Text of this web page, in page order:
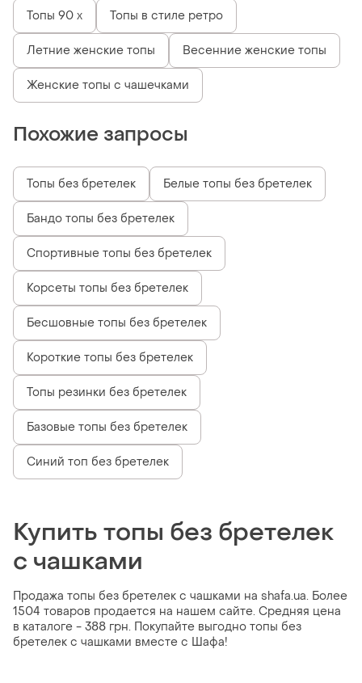
Топы 90 х Топы в стиле ретро
Летние женские топы Весенние женские топы
Женские топы с чашечками
Похожие запросы
Топы без бретелек Белые топы без бретелек
Бандо топы без бретелек
Спортивные топы без бретелек
Корсеты топы без бретелек
Бесшовные топы без бретелек
Короткие топы без бретелек
Топы резинки без бретелек
Базовые топы без бретелек
Синий топ без бретелек
Купить топы без бретелек
с чашками
Продажа топы без бретелек с чашками на shafa.ua. Более
1504 товаров продается на нашем сайте. Средняя цена
в каталоге - 388 грн. Покупайте выгодно топы без
бретелек с чашками вместе с Шафа!